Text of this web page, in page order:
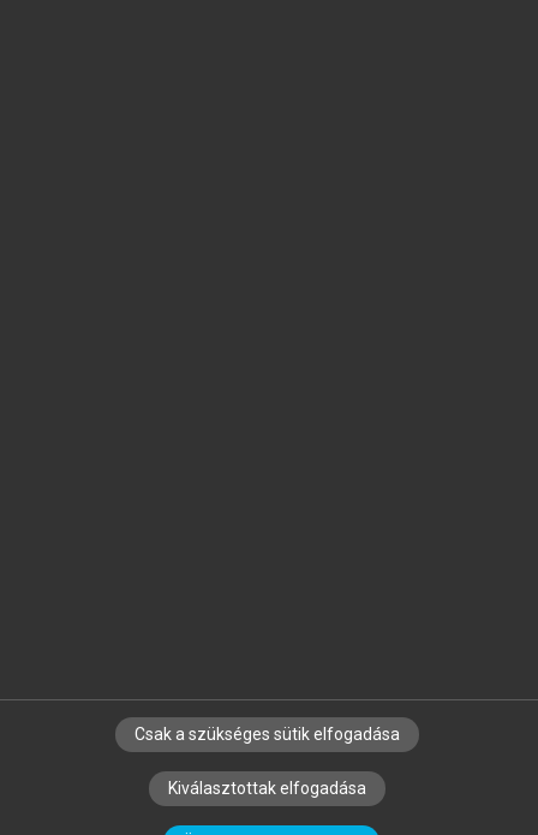
SZERZŐKNEK CÉGEKNEK KÖNYVTÁROSOKNAK
SZERKESZTÉSI ÉS LEKTORÁLÁSI ALAPELVEK
Csak a szükséges sütik elfogadása
Kiválasztottak elfogadása